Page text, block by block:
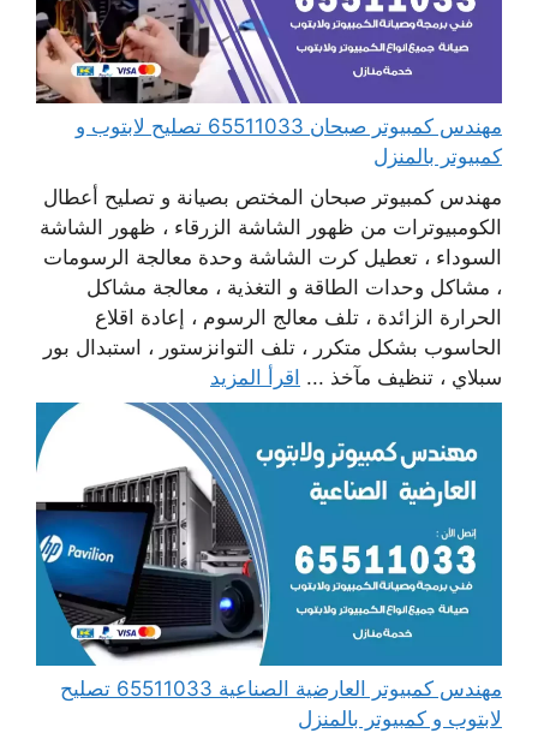
مهندس كمبيوتر صبحان 65511033 تصليح لابتوب و
كمبيوتر بالمنزل
مهندس كمبيوتر صبحان المختص بصيانة و تصليح أعطال
الكومبيوترات من ظهور الشاشة الزرقاء ، ظهور الشاشة
السوداء ، تعطيل كرت الشاشة وحدة معالجة الرسومات
، مشاكل وحدات الطاقة و التغذية ، معالجة مشاكل
الحرارة الزائدة ، تلف معالج الرسوم ، إعادة اقلاع
الحاسوب بشكل متكرر ، تلف التوانزستور ، استبدال بور
سبلاي ، تنظيف مآخذ ... اقرأ المزيد
مهندس كمبيوتر العارضية الصناعية 65511033 تصليح
لابتوب و كمبيوتر بالمنزل